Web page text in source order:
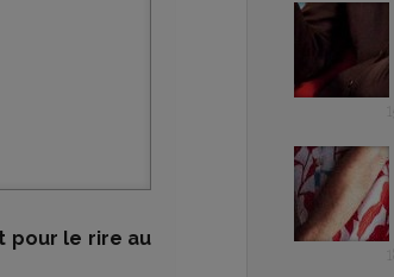
pour le rire au